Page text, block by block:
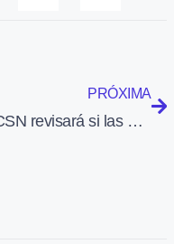
PRÓXIMA
El CSN revisará si las nucleares soportan el choque de un avión